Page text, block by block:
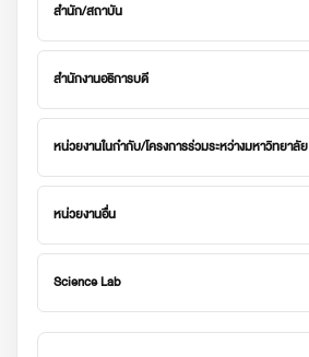
สำนัก/สถาบัน
สำนักงานอธิการบดี
หน่วยงานในกำกับ/โครงการร่วมระหว่างมหาวิทยาลัย
หน่วยงานอื่น
Science Lab